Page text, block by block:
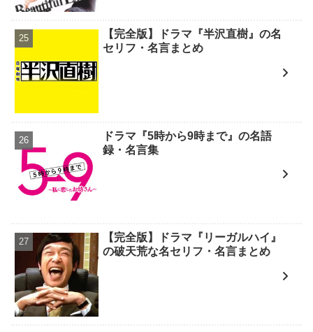
【完全版】ドラマ『半沢直樹』の名
セリフ・名言まとめ
ドラマ『5時から9時まで』の名語
録・名言集
【完全版】ドラマ『リーガルハイ』
の破天荒な名セリフ・名言まとめ